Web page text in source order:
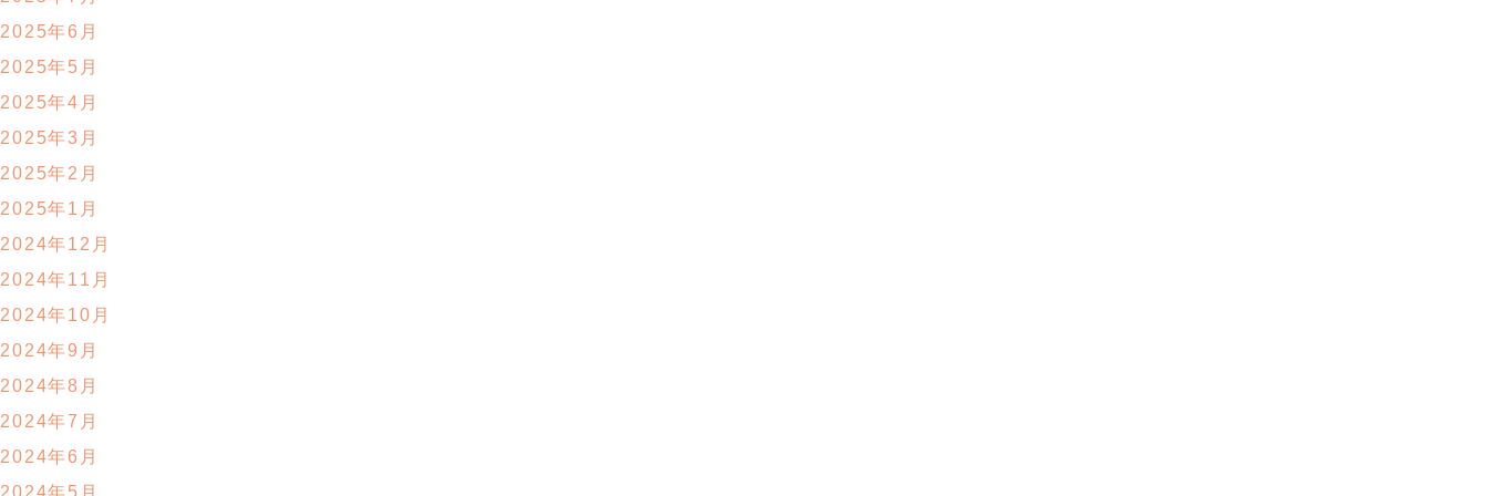
2025年6月
2025年5月
2025年4月
2025年3月
2025年2月
2025年1月
2024年12月
2024年11月
2024年10月
2024年9月
2024年8月
2024年7月
2024年6月
2024年5月